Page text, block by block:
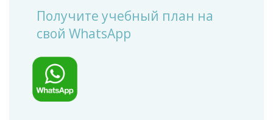
Получите учебный план на
свой WhatsApp